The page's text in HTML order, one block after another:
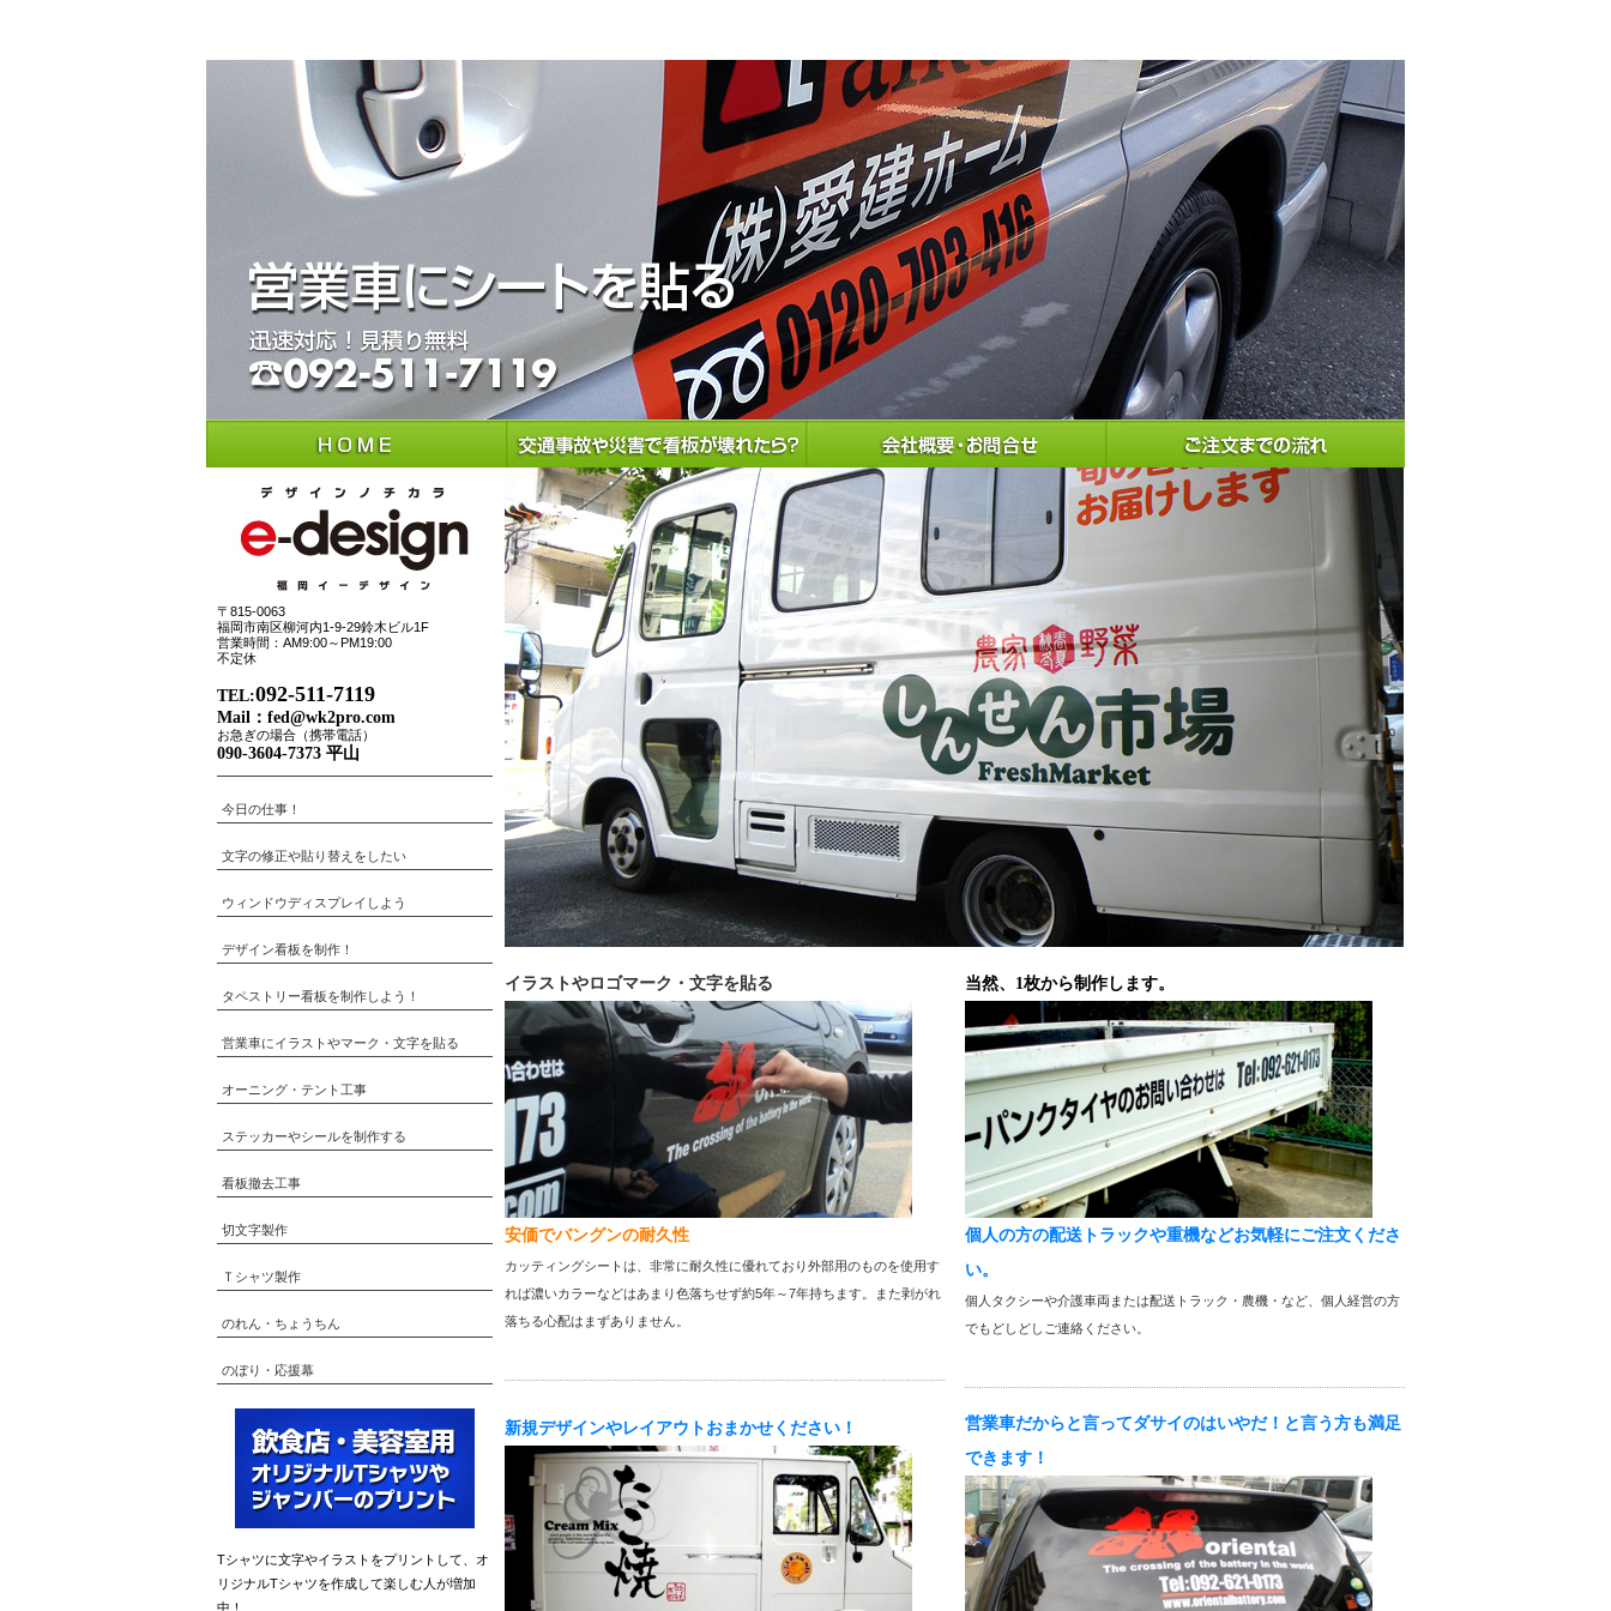
イラストやロゴマーク・文字を貼る
安価でバングンの耐久性
カッティングシートは、非常に耐久性に優れており外部用のものを使用す
れば濃いカラーなどはあまり色落ちせず約5年～7年持ちます。また剥がれ
落ちる心配はまずありません。
新規デザインやレイアウトおまかせください！
当然、1枚から制作します。
個人の方の配送トラックや重機などお気軽にご注文くださ
い。
個人タクシーや介護車両または配送トラック・農機・など、個人経営の方
でもどしどしご連絡ください。
営業車だからと言ってダサイのはいやだ！と言う方も満足
できます！
〒815-0063
福岡市南区柳河内1-9-29鈴木ビル1F
営業時間：AM9:00～PM19:00
不定休
TEL:092-511-7119
Mail： fed@wk2pro.com
お急ぎの場合（携帯電話）
090-3604-7373 平山
今日の仕事！
文字の修正や貼り替えをしたい
ウィンドウディスプレイしよう
デザイン看板を制作！
タペストリー看板を制作しよう！
営業車にイラストやマーク・文字を貼る
オーニング・テント工事
ステッカーやシールを制作する
看板撤去工事
切文字製作
Ｔシャツ製作
のれん・ちょうちん
のぼり・応援幕
Tシャツに文字やイラストをプリントして、オ
リジナルTシャツを作成して楽しむ人が増加
中！